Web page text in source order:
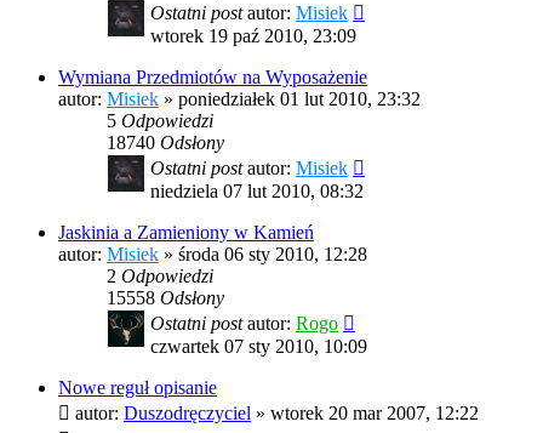
Ostatni postautor: Misiek
wtorek 19 paź 2010, 23:09
Wymiana Przedmiotów na Wyposażenie
autor: Misiek » poniedziałek 01 lut 2010, 23:32
5 Odpowiedzi
18740 Odsłony
Ostatni postautor: Misiek
niedziela 07 lut 2010, 08:32
Jaskinia a Zamieniony w Kamień
autor: Misiek » środa 06 sty 2010, 12:28
2 Odpowiedzi
15558 Odsłony
Ostatni postautor: Rogo
czwartek 07 sty 2010, 10:09
Nowe reguł opisanie
autor: Duszodręczyciel » wtorek 20 mar 2007, 12:22